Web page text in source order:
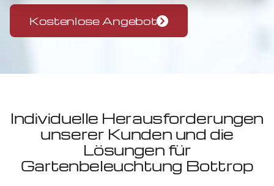
Kostenlose Angebot
Individuelle Herausforderungen
unserer Kunden und die
Lösungen für
Gartenbeleuchtung Bottrop